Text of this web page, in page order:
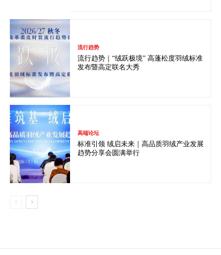
流行趋势
流行趋势｜“绒跃极境” 高蓬松度羽绒标准
发布暨高定联名大秀
高端论坛
标准引领 绒启未来｜高品质羽绒产业发展
趋势分享会圆满举行